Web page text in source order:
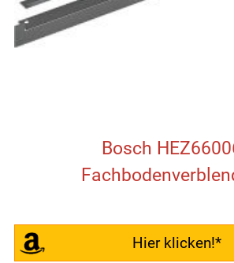
Bosch
Hier klicken!*